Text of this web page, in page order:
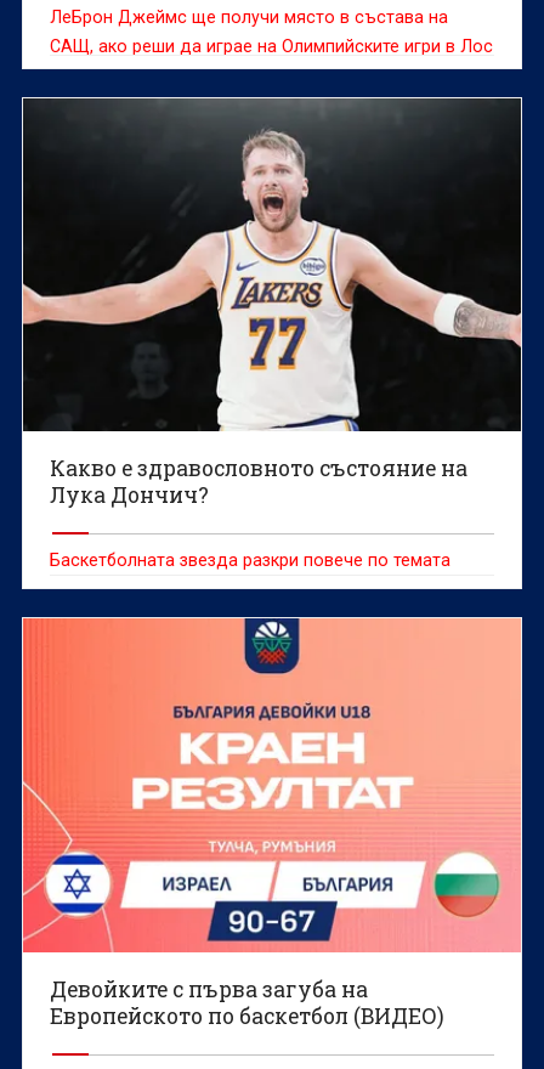
ЛеБрон Джеймс ще получи място в състава на
САЩ, ако реши да играе на Олимпийските игри в Лос
Анджелис
Какво е здравословното състояние на
Лука Дончич?
Баскетболната звезда разкри повече по темата
Девойките с първа загуба на
Европейското по баскетбол (ВИДЕО)